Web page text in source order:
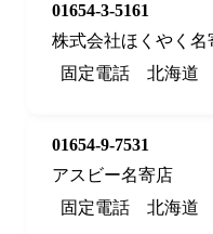
01654-3-5161
株式会社ほくやく名
固定電話
北海道
01654-9-7531
アスビー名寄店
固定電話
北海道